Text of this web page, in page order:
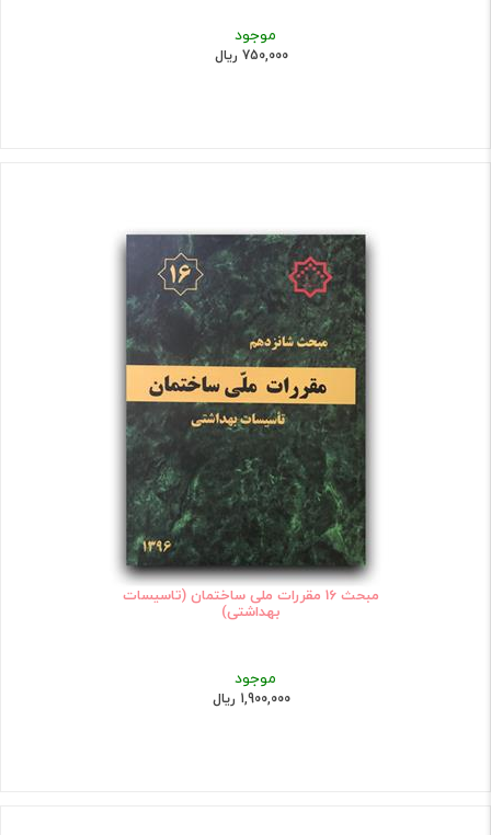
موجود
750,000 ریال
مبحث 16 مقررات ملی ساختمان (تاسیسات
بهداشتی)
موجود
1,900,000 ریال